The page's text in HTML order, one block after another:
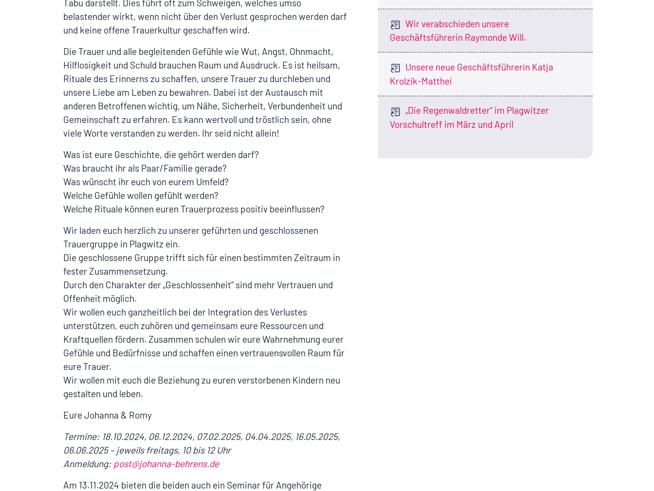
Tabu darstellt. Dies führt oft zum Schweigen, welches umso
belastender wirkt, wenn nicht über den Verlust gesprochen werden darf
und keine offene Trauerkultur geschaffen wird.
Die Trauer und alle begleitenden Gefühle wie Wut, Angst, Ohnmacht,
Hilflosigkeit und Schuld brauchen Raum und Ausdruck. Es ist heilsam,
Rituale des Erinnerns zu schaffen, unsere Trauer zu durchleben und
unsere Liebe am Leben zu bewahren. Dabei ist der Austausch mit
anderen Betroffenen wichtig, um Nähe, Sicherheit, Verbundenheit und
Gemeinschaft zu erfahren. Es kann wertvoll und tröstlich sein, ohne
viele Worte verstanden zu werden. Ihr seid nicht allein!
Was ist eure Geschichte, die gehört werden darf?
Was braucht ihr als Paar/Familie gerade?
Was wünscht ihr euch von eurem Umfeld?
Welche Gefühle wollen gefühlt werden?
Welche Rituale können euren Trauerprozess positiv beeinflussen?
Wir laden euch herzlich zu unserer geführten und geschlossenen
Trauergruppe in Plagwitz ein.
Die geschlossene Gruppe trifft sich für einen bestimmten Zeitraum in
fester Zusammensetzung.
Durch den Charakter der „Geschlossenheit“ sind mehr Vertrauen und
Offenheit möglich.
Wir wollen euch ganzheitlich bei der Integration des Verlustes
unterstützen, euch zuhören und gemeinsam eure Ressourcen und
Kraftquellen fördern. Zusammen schulen wir eure Wahrnehmung eurer
Gefühle und Bedürfnisse und schaffen einen vertrauensvollen Raum für
eure Trauer.
Wir wollen mit euch die Beziehung zu euren verstorbenen Kindern neu
gestalten und leben.
Eure Johanna & Romy
Termine: 18.10.2024, 06.12.2024, 07.02.2025, 04.04.2025, 16.05.2025,
06.06.2025 – jeweils freitags, 10 bis 12 Uhr
Anmeldung: post@johanna-behrens.de
Am 13.11.2024 bieten die beiden auch ein Seminar für Angehörige
Wir verabschieden unsere
Geschäftsführerin Raymonde Will.
Unsere neue Geschäftsführerin Katja
Krolzik-Matthei
„Die Regenwaldretter“ im Plagwitzer
Vorschultreff im März und April